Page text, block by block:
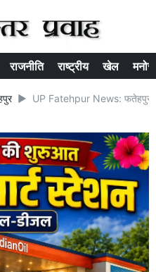
राजनीति राष्ट्रीय खेल
UP Fatehpur News: फतेहपुर